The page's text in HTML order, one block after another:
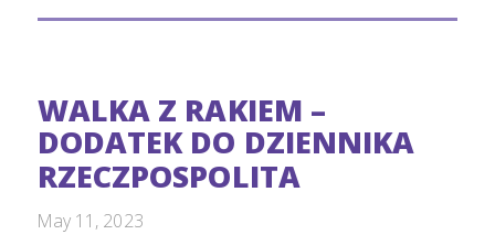
WALKA Z RAKIEM –
DODATEK DO DZIENNIKA
RZECZPOSPOLITA
May 11, 2023